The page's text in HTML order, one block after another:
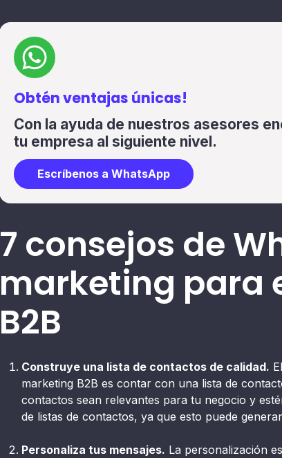
Obtén ventajas únicas!
Con la ayuda de nuestros asesores
tu empresa al siguiente nivel.
Escríbenos a WhatsApp
7 consejos de
marketing para
B2B
Construye una lista de contactos de calidad.
marketing B2B es contar con una lista de
contactos sean relevantes para tu negocio y
de listas de contactos, ya que esto puede
Personaliza tus mensajes. La personalización